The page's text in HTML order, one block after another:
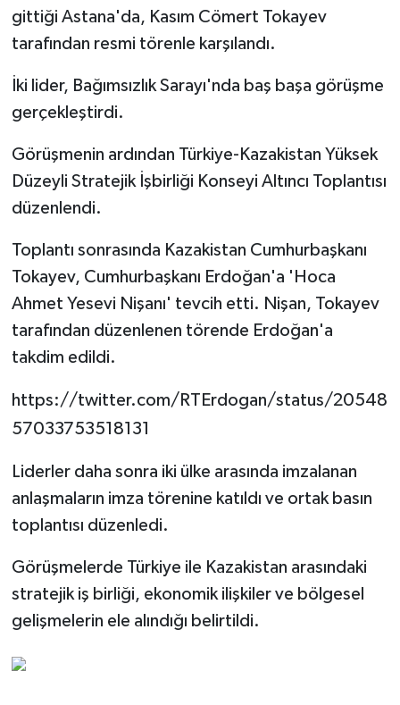
gittiği Astana'da, Kasım Cömert Tokayev
tarafından resmi törenle karşılandı.
İki lider, Bağımsızlık Sarayı'nda baş başa görüşme
gerçekleştirdi.
Görüşmenin ardından Türkiye-Kazakistan Yüksek
Düzeyli Stratejik İşbirliği Konseyi Altıncı Toplantısı
düzenlendi.
Toplantı sonrasında Kazakistan Cumhurbaşkanı
Tokayev, Cumhurbaşkanı Erdoğan'a 'Hoca
Ahmet Yesevi Nişanı' tevcih etti. Nişan, Tokayev
tarafından düzenlenen törende Erdoğan'a
takdim edildi.
https://twitter.com/RTErdogan/status/20548
57033753518131
Liderler daha sonra iki ülke arasında imzalanan
anlaşmaların imza törenine katıldı ve ortak basın
toplantısı düzenledi.
Görüşmelerde Türkiye ile Kazakistan arasındaki
stratejik iş birliği, ekonomik ilişkiler ve bölgesel
gelişmelerin ele alındığı belirtildi.